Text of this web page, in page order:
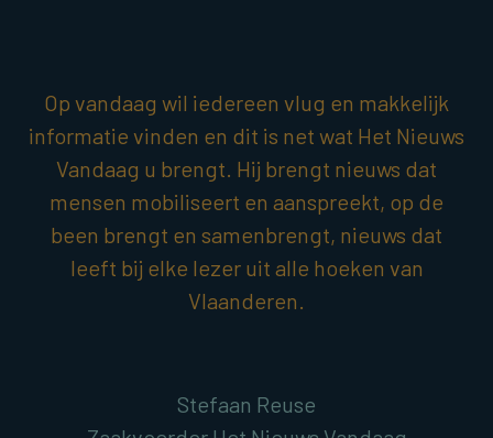
Op vandaag wil iedereen vlug en makkelijk
informatie vinden en dit is net wat Het Nieuws
Vandaag u brengt. Hij brengt nieuws dat
mensen mobiliseert en aanspreekt, op de
been brengt en samenbrengt, nieuws dat
leeft bij elke lezer uit alle hoeken van
Vlaanderen.
Stefaan Reuse